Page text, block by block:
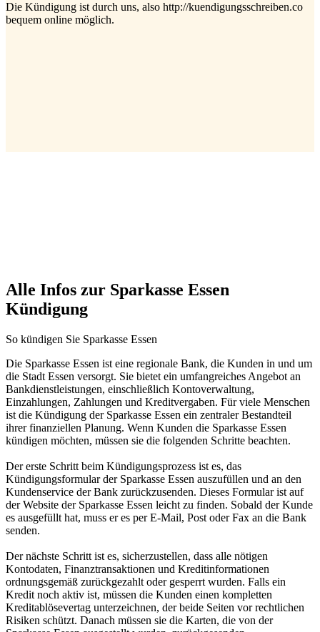
Die Kündigung ist durch uns, also http://kuendigungsschreiben.co
bequem online möglich.
Alle Infos zur Sparkasse Essen
Kündigung
So kündigen Sie Sparkasse Essen
Die Sparkasse Essen ist eine regionale Bank, die Kunden in und um
die Stadt Essen versorgt. Sie bietet ein umfangreiches Angebot an
Bankdienstleistungen, einschließlich Kontoverwaltung,
Einzahlungen, Zahlungen und Kreditvergaben. Für viele Menschen
ist die Kündigung der Sparkasse Essen ein zentraler Bestandteil
ihrer finanziellen Planung. Wenn Kunden die Sparkasse Essen
kündigen möchten, müssen sie die folgenden Schritte beachten.
Der erste Schritt beim Kündigungsprozess ist es, das
Kündigungsformular der Sparkasse Essen auszufüllen und an den
Kundenservice der Bank zurückzusenden. Dieses Formular ist auf
der Website der Sparkasse Essen leicht zu finden. Sobald der Kunde
es ausgefüllt hat, muss er es per E-Mail, Post oder Fax an die Bank
senden.
Der nächste Schritt ist es, sicherzustellen, dass alle nötigen
Kontodaten, Finanztransaktionen und Kreditinformationen
ordnungsgemäß zurückgezahlt oder gesperrt wurden. Falls ein
Kredit noch aktiv ist, müssen die Kunden einen kompletten
Kreditablösevertag unterzeichnen, der beide Seiten vor rechtlichen
Risiken schützt. Danach müssen sie die Karten, die von der